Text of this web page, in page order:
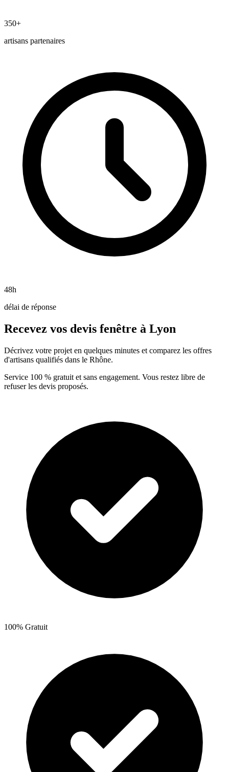
350+
artisans partenaires
48h
délai de réponse
Recevez vos devis fenêtre à Lyon
Décrivez votre projet en quelques minutes et comparez les offres
d'artisans qualifiés dans le Rhône.
Service 100 % gratuit et sans engagement. Vous restez libre de
refuser les devis proposés.
100% Gratuit